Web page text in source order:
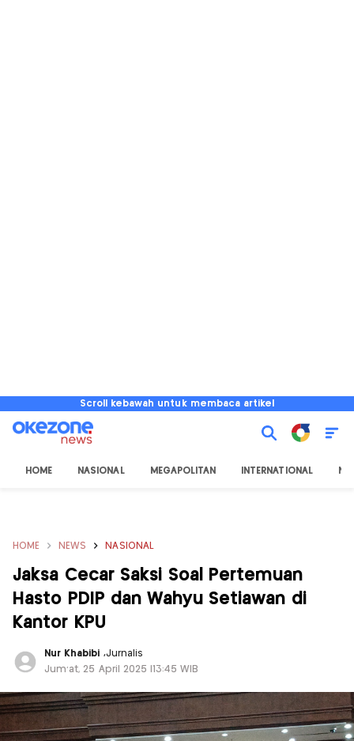
Scroll kebawah untuk membaca artikel
HOME NASIONAL MEGAPOLITAN INTERNATIONAL
HOME NEWS NASIONAL
Jaksa Cecar Saksi Soal Pertemuan
Hasto PDIP dan Wahyu Setiawan di
Kantor KPU
Nur Khabibi ,Jurnalis
Jum'at, 25 April 2025 |13:45 WIB